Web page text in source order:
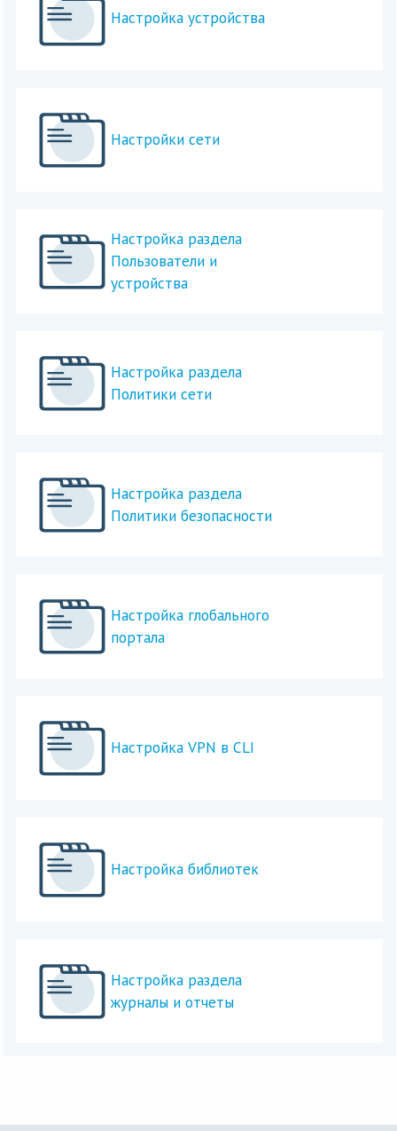
Настройка устройства
Настройки сети
Настройка раздела
Пользователи и
устройства
Настройка раздела
Политики сети
Настройка раздела
Политики безопасности
Настройка глобального
портала
Настройка VPN в CLI
Настройка библиотек
Настройка раздела
журналы и отчеты